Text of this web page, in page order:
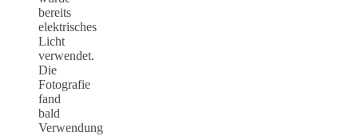
bereits
elektrisches
Licht
verwendet.
Die
Fotografie
fand
bald
Verwendung